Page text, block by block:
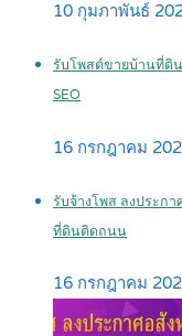
10 กุมภาพันธ์
รับโพสต์ขายบ้านที่ดิ
SEO
16 กรกฎาคม
รับจ้างโพส ลงประก
ที่ดินติดถนน
16 กรกฎาคม